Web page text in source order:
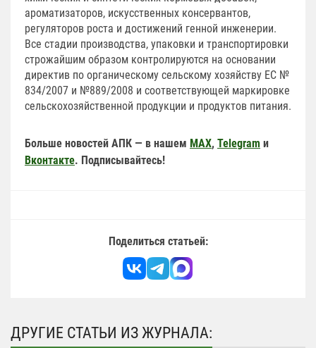
ароматизаторов, искусственных консервантов,
регуляторов роста и достижений генной инженерии.
Все стадии производства, упаковки и транспортировки
строжайшим образом контролируются на основании
директив по органическому сельскому хозяйству ЕС №
834/2007 и №889/2008 и соответствующей маркировке
сельскохозяйственной продукции и продуктов питания.
Больше новостей АПК — в нашем MAX, Telegram и
Вконтакте. Подписывайтесь!
Поделиться статьей:
ДРУГИЕ СТАТЬИ ИЗ ЖУРНАЛА: